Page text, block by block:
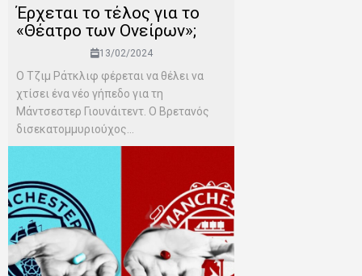
Έρχεται το τέλος για το
«Θέατρο των Ονείρων»;
13/02/2024
Ο Τζιμ Ράτκλιφ φέρεται να θέλει να
χτίσει ένα νέο γήπεδο για τη
Μάντσεστερ Γιουνάιτεντ. Ο Βρετανός
δισεκατομμυριούχος...